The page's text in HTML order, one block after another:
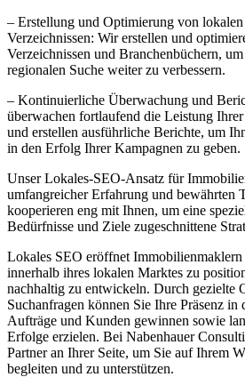
– Erstellung und Optimierung von
Verzeichnissen: Wir erstellen und
Verzeichnissen und Branchenbüchern,
regionalen Suche weiter zu verbessern.
– Kontinuierliche Überwachung und
überwachen fortlaufend die Leistung
und erstellen ausführliche Berichte, um
in den Erfolg Ihrer Kampagnen zu geben.
Unser Lokales-SEO-Ansatz für
umfangreicher Erfahrung und bewährten
kooperieren eng mit Ihnen, um eine
Bedürfnisse und Ziele zugeschnittene
Lokales SEO eröffnet
innerhalb ihres lokalen Marktes zu
nachhaltig zu entwickeln. Durch gezielte
Suchanfragen können Sie Ihre Präsenz in
Aufträge und Kunden gewinnen sowie
Erfolge erzielen. Bei Nabenhauer
Partner an Ihrer Seite, um Sie auf Ihrem
begleiten und zu unterstützen.